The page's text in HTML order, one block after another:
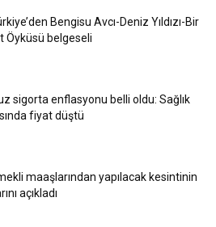
Bengisu Avcı-Deniz Yıldızı-Bir
Öyküsü belgeseli
sigorta enflasyonu belli oldu: Sağlık
fiyat düştü
maaşlarından yapılacak kesintinin
açıkladı